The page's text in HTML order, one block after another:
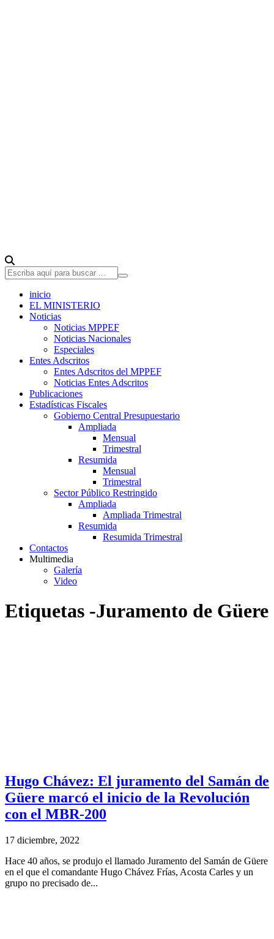
inicio
EL MINISTERIO
Noticias
Noticias MPPEF
Noticias Nacionales
Especiales
Entes Adscritos
Entes Adscritos del MPPEF
Noticias Entes Adscritos
Publicaciones
Estadísticas Fiscales
Gobierno Central Presupuestario
Ampliada
Mensual
Trimestral
Resumida
Mensual
Trimestral
Sector Público Restringido
Ampliada
Ampliada Trimestral
Resumida
Resumida Trimestral
Contactos
Multimedia
Galería
Video
Etiquetas -Juramento de Güere
Hugo Chávez: El juramento del Samán de
Güere marcó el inicio de la Revolución
con el MBR-200
17 diciembre, 2022
Hace 40 años, se produjo el llamado Juramento del Samán de Güere
en el que el comandante Hugo Chávez Frías, Acosta Carles y un
grupo no precisado de...